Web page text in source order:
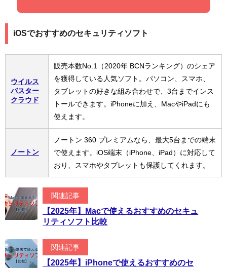
iOSでおすすめのセキュリティソフト
ウイルス
バスター
クラウド
販売本数No.1（2020年 BCNランキング）のシェア
を獲得している人気ソフト。パソコン、スマホ、
タブレットの好きな組み合わせで、3台までインス
トールできます。iPhoneに加え、MacやiPadにも
使えます。
ノートン
ノートン 360 プレミアムなら、最大5台までの端末
で使えます。iOS端末（iPhone、iPad）に対応して
おり、スマホやタブレットも保護してくれます。
関連記事
【2025年】Macで使えるおすすめのセキュ
リティソフト比較
関連記事
【2025年】iPhoneで使えるおすすめのセ